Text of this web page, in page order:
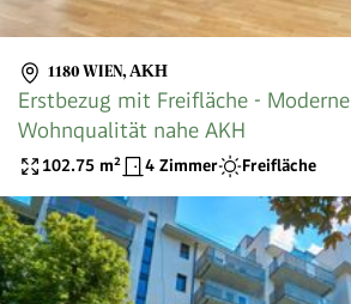
1180 WIEN, AKH
Erstbezug mit Freifläche - Moderne
Wohnqualität nahe AKH
102.75 m² 4 Zimmer Freifläche